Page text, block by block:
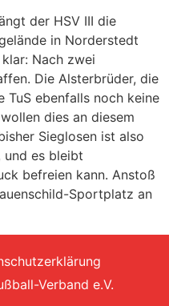
der HSV III die
in Norderstedt
Nach zwei
Die Alsterbrüder, die
TuS ebenfalls noch keine
dies an diesem
Sieglosen ist also
und es bleibt
befreien kann. Anstoß
Sportplatz an
Verband e.V.